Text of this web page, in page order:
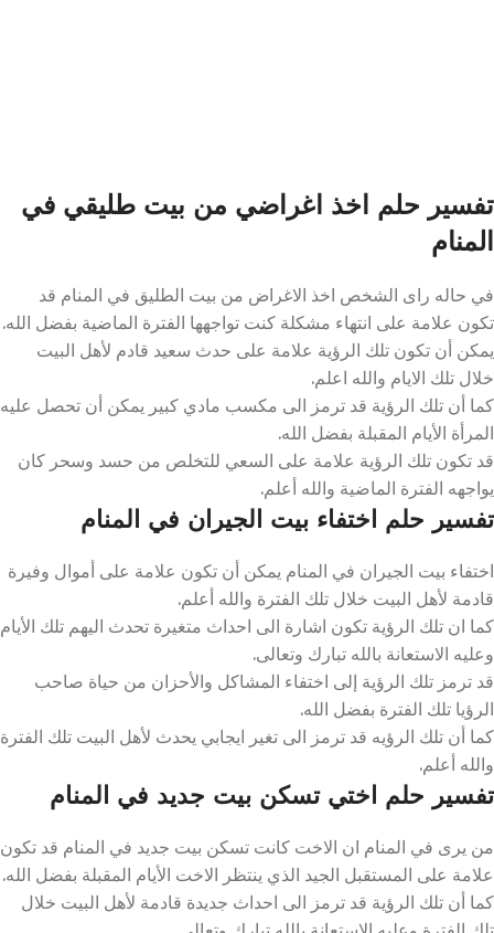
تفسير حلم اخذ اغراضي من بيت طليقي في
المنام
في حاله راى الشخص اخذ الاغراض من بيت الطليق في المنام قد
تكون علامة على انتهاء مشكلة كنت تواجهها الفترة الماضية بفضل الله.
يمكن أن تكون تلك الرؤية علامة على حدث سعيد قادم لأهل البيت
خلال تلك الايام والله اعلم.
كما أن تلك الرؤية قد ترمز الى مكسب مادي كبير يمكن أن تحصل عليه
المرأة الأيام المقبلة بفضل الله.
قد تكون تلك الرؤية علامة على السعي للتخلص من حسد وسحر كان
يواجهه الفترة الماضية والله أعلم.
تفسير حلم اختفاء بيت الجيران في المنام
اختفاء بيت الجيران في المنام يمكن أن تكون علامة على أموال وفيرة
قادمة لأهل البيت خلال تلك الفترة والله أعلم.
كما ان تلك الرؤية تكون اشارة الى احداث متغيرة تحدث اليهم تلك الأيام
وعليه الاستعانة بالله تبارك وتعالى.
قد ترمز تلك الرؤية إلى اختفاء المشاكل والأحزان من حياة صاحب
الرؤيا تلك الفترة بفضل الله.
كما أن تلك الرؤيه قد ترمز الى تغير ايجابي يحدث لأهل البيت تلك الفترة
والله أعلم.
تفسير حلم اختي تسكن بيت جديد في المنام
من يرى في المنام ان الاخت كانت تسكن بيت جديد في المنام قد تكون
علامة على المستقبل الجيد الذي ينتظر الاخت الأيام المقبلة بفضل الله.
كما أن تلك الرؤية قد ترمز الى احداث جديدة قادمة لأهل البيت خلال